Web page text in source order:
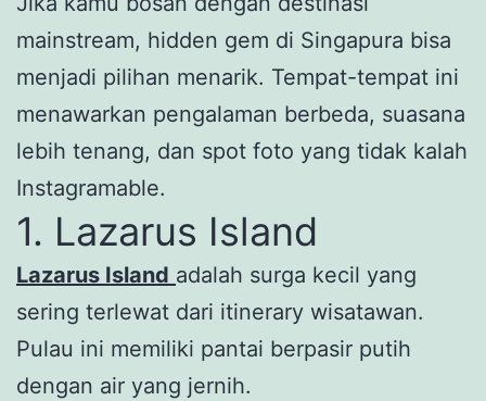
mainstream, hidden gem di Singapura bisa
menjadi pilihan menarik. Tempat-tempat ini
menawarkan pengalaman berbeda, suasana
lebih tenang, dan spot foto yang tidak kalah
Instagramable.
1. Lazarus Island
Lazarus Island adalah surga kecil yang
sering terlewat dari itinerary wisatawan.
Pulau ini memiliki pantai berpasir putih
dengan air yang jernih.